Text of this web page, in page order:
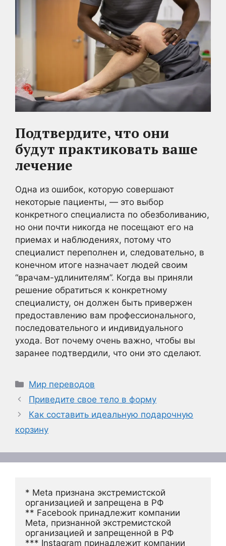
Подтвердите, что они
будут практиковать ваше
лечение
Одна из ошибок, которую совершают
некоторые пациенты, — это выбор
конкретного специалиста по обезболиванию,
но они почти никогда не посещают его на
приемах и наблюдениях, потому что
специалист переполнен и, следовательно, в
конечном итоге назначает людей своим
“врачам-удлинителям”. Когда вы приняли
решение обратиться к конкретному
специалисту, он должен быть привержен
предоставлению вам профессионального,
последовательного и индивидуального
ухода. Вот почему очень важно, чтобы вы
заранее подтвердили, что они это сделают.
Рубрики
Мир переводов
Приведите свое тело в форму
Как составить идеальную подарочную
корзину
* Meta признана экстремистской
организацией и запрещена в РФ
** Facebook принадлежит компании
Meta, признанной экстремистской
организацией и запрещенной в РФ
*** Instagram принадлежит компании